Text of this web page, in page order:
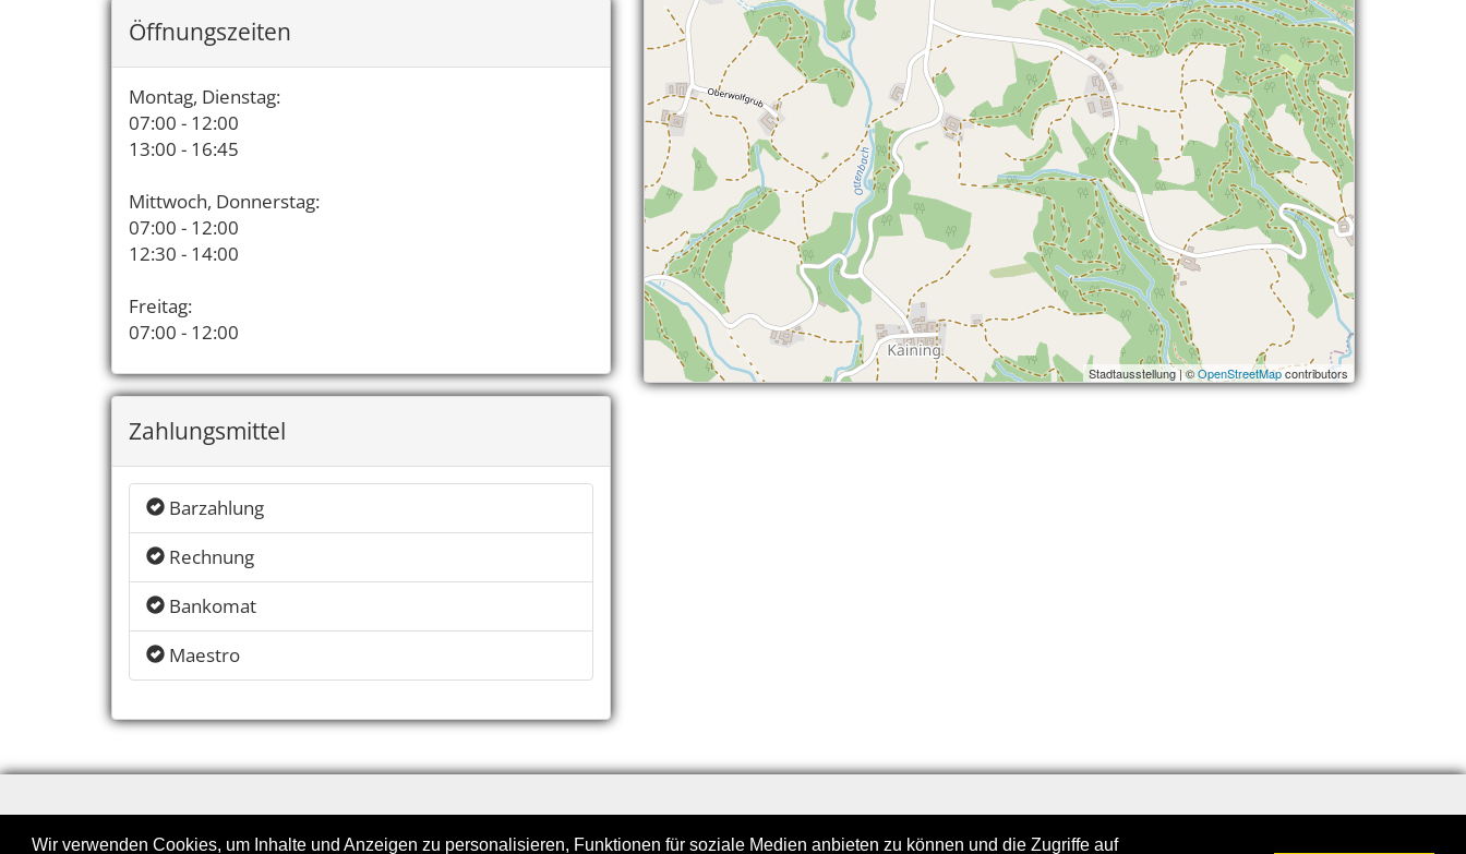
Wir verwenden Cookies, um Inhalte und Anzeigen zu personalisieren, Funktionen für soziale Medien anbieten zu können und die Zugriffe auf
Öffnungszeiten
Montag, Dienstag:
07:00 - 12:00
13:00 - 16:45
Mittwoch, Donnerstag:
07:00 - 12:00
12:30 - 14:00
Freitag:
07:00 - 12:00
Zahlungsmittel
Barzahlung
Rechnung
Bankomat
Maestro
Stadtausstellung | ©OpenStreetMapcontributors